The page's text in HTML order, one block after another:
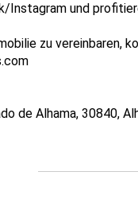
Instagram und
zu vereinbaren,
de Alhama, 30840,